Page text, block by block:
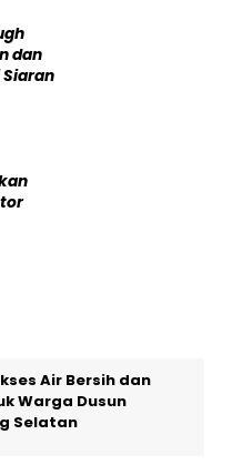
dan
Air Bersih dan
Warga Dusun
Selatan